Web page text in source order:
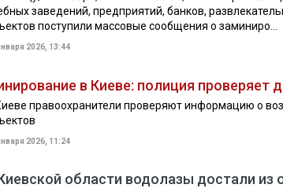
заведений, предприятий, банков,
поступили массовые сообщения о заминиро...
2026, 13:44
в Киеве: полиция проверяет
правоохранители проверяют информацию о
2026, 11:24
области водолазы достали из